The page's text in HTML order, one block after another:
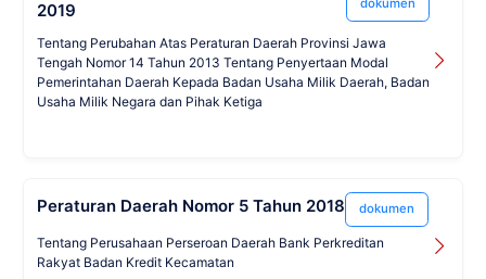
2019
dokumen
Tentang Perubahan Atas Peraturan Daerah Provinsi Jawa
Tengah Nomor 14 Tahun 2013 Tentang Penyertaan Modal
Pemerintahan Daerah Kepada Badan Usaha Milik Daerah, Badan
Usaha Milik Negara dan Pihak Ketiga
Peraturan Daerah Nomor 5 Tahun 2018 dokumen
Tentang Perusahaan Perseroan Daerah Bank Perkreditan
Rakyat Badan Kredit Kecamatan